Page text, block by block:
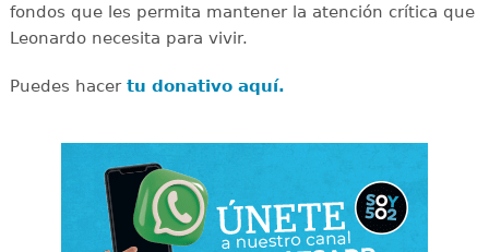
fondos que les permita mantener la atención crítica que
Leonardo necesita para vivir.
Puedes hacertu donativo aquí.